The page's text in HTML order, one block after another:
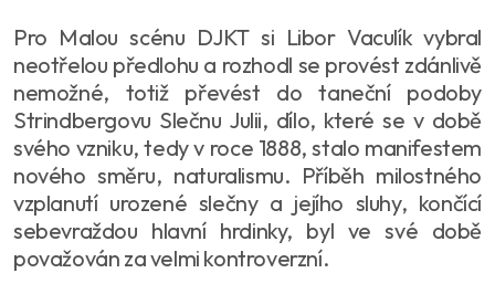
Pro Malou scénu DJKT si Libor Vaculík vybral
neotřelou předlohu a rozhodl se provést zdánlivě
nemožné, totiž převést do taneční podoby
Strindbergovu Slečnu Julii, dílo, které se v době
svého vzniku, tedy v roce 1888, stalo manifestem
nového směru, naturalismu. Příběh milostného
vzplanutí urozené slečny a jejího sluhy, končící
sebevraždou hlavní hrdinky, byl ve své době
považován za velmi kontroverzní.